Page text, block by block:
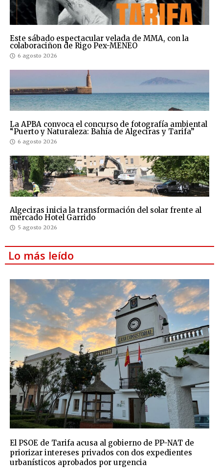
Este sábado espectacular velada de MMA, con la
colaboraciñon de Rigo Pex-MENEO
6 agosto 2026
La APBA convoca el concurso de fotografía ambiental
“Puerto y Naturaleza: Bahía de Algeciras y Tarifa”
6 agosto 2026
Algeciras inicia la transformación del solar frente al
mercado Hotel Garrido
5 agosto 2026
Lo más leído
El PSOE de Tarifa acusa al gobierno de PP-NAT de
priorizar intereses privados con dos expedientes
urbanísticos aprobados por urgencia